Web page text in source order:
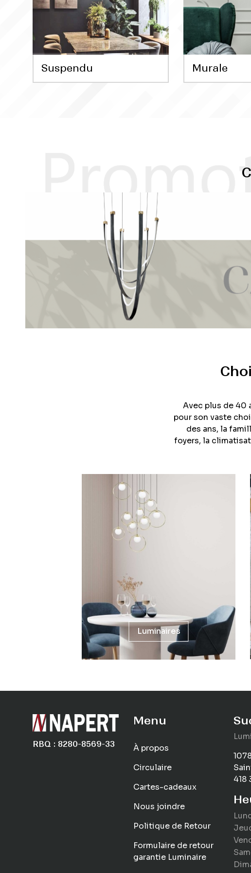
Suspendu Murale
Avec plus de 40
pour son vaste
des ans, la
foyers, la
Luminaires
RBQ : 8280-8569-33
Menu
À propos
Circulaire
Cartes-cadeaux
Nous joindre
Politique de Retour
Formulaire de retour
garantie Luminaire
418